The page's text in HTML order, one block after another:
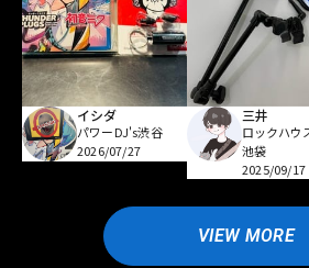
イシダ
パワーDJ's渋谷
2026/07/27
三井
ロックハウ
池袋
2025/09/17
VIEW MORE